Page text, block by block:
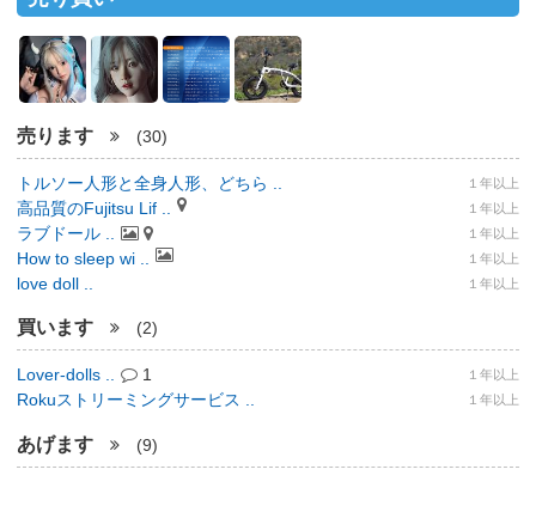
売ります (30)
トルソー人形と全身人形、どちら .. １年以上
高品質のFujitsu Lif .. １年以上
ラブドール .. １年以上
How to sleep wi .. １年以上
love doll .. １年以上
買います (2)
Lover-dolls .. 1 １年以上
Rokuストリーミングサービス .. １年以上
あげます (9)